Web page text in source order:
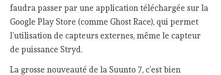
faudra passer par une application téléchargée sur la
Google Play Store (comme Ghost Race), qui permet
l’utilisation de capteurs externes, même le capteur
de puissance Stryd.
La grosse nouveauté de la Suunto 7, c’est bien